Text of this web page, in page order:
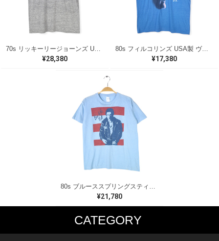
¥28,380
80s フィルコリンズ USA製 ヴィンテージTシャツ ロックTシャツ ジェネシス PHIL COLLINS GENESIS スクリーンスター メンズL 古着 @AAA1554
¥17,380
80s ブルーススプリングスティーン USA製 ヴィンテージTシャツ ロックTシャツ BORN IN THE USA BRUCE SPRINGSTEEN メンズM 古着 @AAA1523
¥21,780
CATEGORY
MUSIC TEE T-SHIRTS